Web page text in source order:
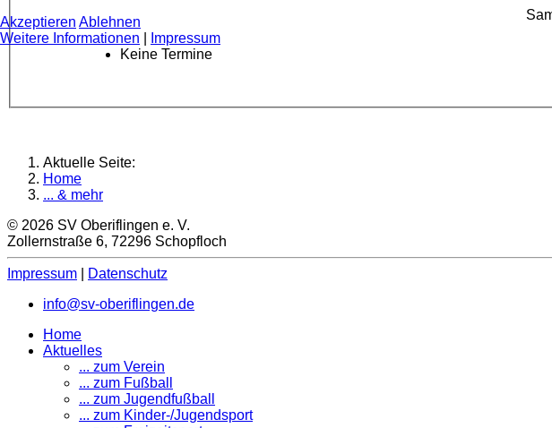
Keine Termine
Aktuelle Seite:
Home
... & mehr
© 2026 SV Oberiflingen e. V.
Zollernstraße 6, 72296 Schopfloch
Impressum
Datenschutz
info@sv-oberiflingen.de
Home
Aktuelles
... zum Verein
... zum Fußball
... zum Jugendfußball
... zum Kinder-/Jugendsport
Akzeptieren Ablehnen
Weitere Informationen
Impressum